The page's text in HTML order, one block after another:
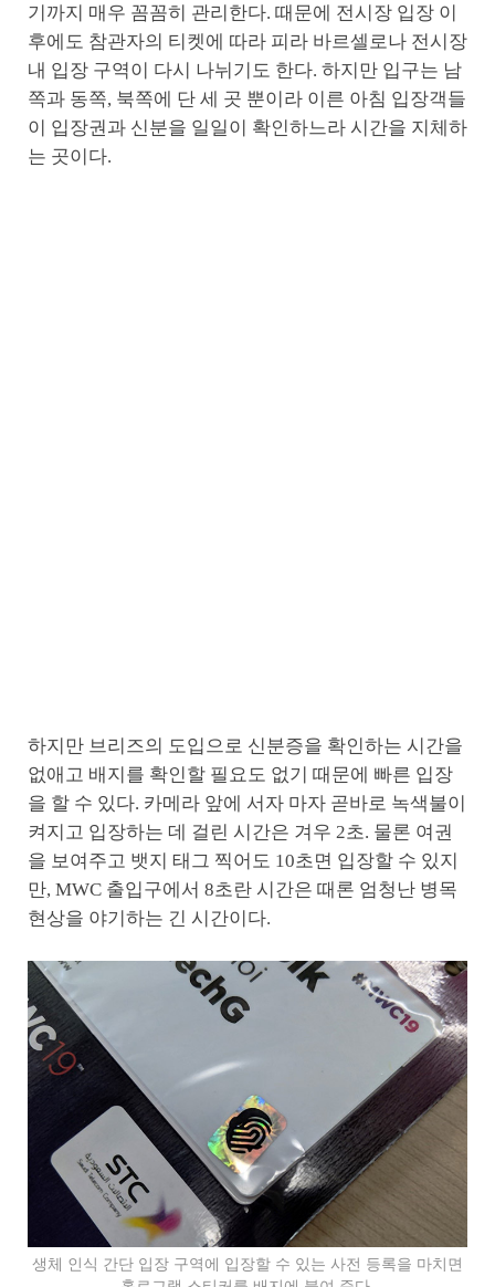
기까지 매우 꼼꼼히 관리한다. 때문에 전시장 입장 이
후에도 참관자의 티켓에 따라 피라 바르셀로나 전시장
내 입장 구역이 다시 나뉘기도 한다. 하지만 입구는 남
쪽과 동쪽, 북쪽에 단 세 곳 뿐이라 이른 아침 입장객들
이 입장권과 신분을 일일이 확인하느라 시간을 지체하
는 곳이다.
하지만 브리즈의 도입으로 신분증을 확인하는 시간을
없애고 배지를 확인할 필요도 없기 때문에 빠른 입장
을 할 수 있다. 카메라 앞에 서자 마자 곧바로 녹색불이
켜지고 입장하는 데 걸린 시간은 겨우 2초. 물론 여권
을 보여주고 뱃지 태그 찍어도 10초면 입장할 수 있지
만, MWC 출입구에서 8초란 시간은 때론 엄청난 병목
현상을 야기하는 긴 시간이다.
생체 인식 간단 입장 구역에 입장할 수 있는 사전 등록을 마치면